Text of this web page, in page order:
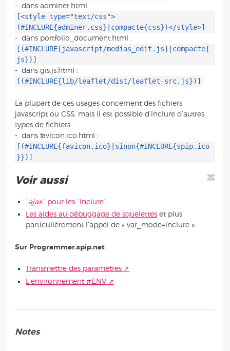
- dans adminer.html :
[<style type="text/css">
(#INCLURE{adminer.css}|compacte{css})</style>]
- dans portfolio_document.html :
[(#INCLURE{javascript/medias_edit.js}|compacte{
js})]
- dans gis.js.html :
[(#INCLURE{lib/leaflet/dist/leaflet-src.js})]
La plupart de ces usages concernent des fichiers
javascript ou CSS, mais il est possible d’inclure d’autres
types de fichiers :
- dans favicon.ico.html :
[(#INCLURE{favicon.ico}|sinon{#INCLURE{spip.ico
}})]
Voir aussi
`ajax` pour les `inclure`
Les aides au débuggage de squelettes et plus
particulièrement l’appel de « var_mode=inclure »
Sur Programmer.spip.net
Transmettre des paramètres
L’environnement #ENV
Notes